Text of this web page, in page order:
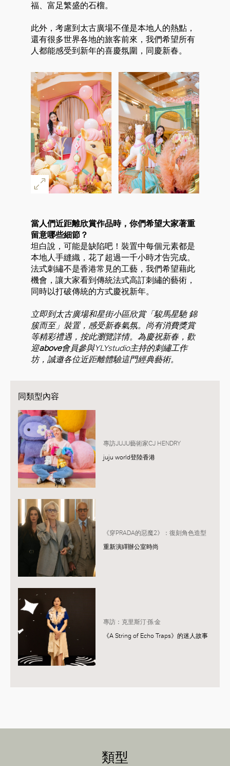
福、富足繁盛的石榴。
此外，考慮到太古廣場不僅是本地人的熱點，
還有很多世界各地的旅客前來，我們希望所有
人都能感受到新年的喜慶氛圍，同慶新春。
當人們近距離欣賞作品時，你們希望大家著重
留意哪些細節？
坦白說，可能是缺陷吧！裝置中每個元素都是
本地人手縫織，花了超過一千小時才告完成。
法式刺繡不是香港常見的工藝，我們希望藉此
機會，讓大家看到傳統法式高訂刺繡的藝術，
同時以打破傳統的方式慶祝新年。
立即到太古廣場和星街小區欣賞「駿馬星馳 錦
簇而至」裝置，感受新春氣氛。尚有消費獎賞
等精彩禮遇，按此瀏覽詳情。為慶祝新春，歡
迎above會員參與YLYstudio主持的刺繡工作
坊，誠邀各位近距離體驗這門經典藝術。
同類型內容
專訪JUJU藝術家CJ HENDRY
juju world登陸香港
《穿PRADA的惡魔2》：復刻角色造型
重新演繹辦公室時尚
專訪：克里斯汀·孫·金
《A String of Echo Traps》的迷人故事
類型